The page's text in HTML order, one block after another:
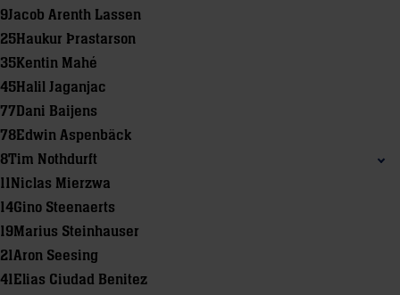
9Jacob Arenth Lassen
25Haukur Þrastarson
35Kentin Mahé
45Halil Jaganjac
77Dani Baijens
78Edwin Aspenbäck
8Tim Nothdurft
11Niclas Mierzwa
14Gino Steenaerts
19Marius Steinhauser
21Aron Seesing
41Elias Ciudad Benitez